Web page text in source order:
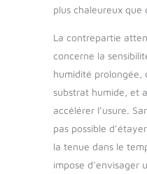
plus chaleureux que
La contrepartie
concerne la
humidité prolongée,
substrat humide, et
accélérer l’usure.
pas possible
la tenue dans le
impose d’envisager